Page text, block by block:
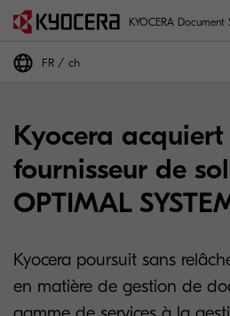
KYOCERA Document
FR ch
Kyocera
fournisseur de
OPTIMAL
Kyocera poursuit sans
en matière de gestion de